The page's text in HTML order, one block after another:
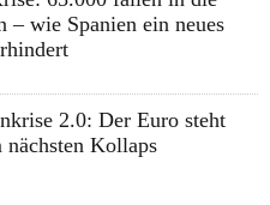
– wie Spanien ein neues
2.0: Der Euro steht
nächsten Kollaps